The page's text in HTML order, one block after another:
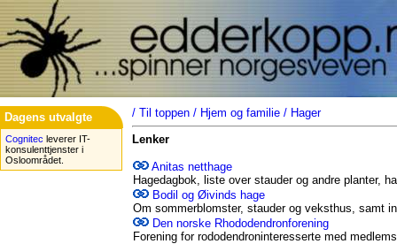
Dagens utvalgte
Cognitec leverer IT-
konsulenttjenster i
Osloområdet.
/ Til toppen / Hjem og familie / Hager
Lenker
Anitas netthage
Hagedagbok, liste over stauder og andre planter,
Bodil og Øivinds hage
Om sommerblomster, stauder og veksthus, samt
Den norske Rhododendronforening
Forening for rododendroninteresserte med